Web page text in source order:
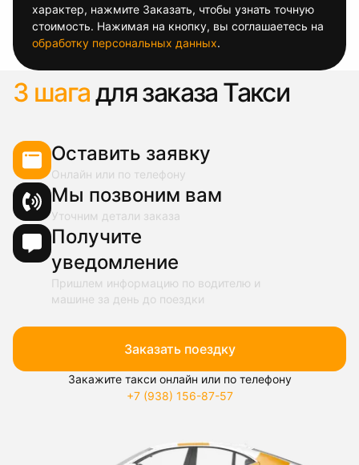
характер, нажмите Заказать, чтобы узнать точную
стоимость. Нажимая на кнопку, вы соглашаетесь на
обработку персональных данных.
3 шагадля заказа Такси
Оставить заявку
Онлайн или по телефону
Мы позвоним вам
Уточним детали заказа
Получите
уведомление
Пришлем информацию по водителю и
машине за день до поездки
Заказать поездку
Закажите такси онлайн или по телефону
+7 (938) 156-87-57